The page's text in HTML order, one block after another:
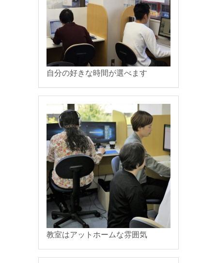
自分の好きな時間が選べます
教室はアットホームな雰囲気